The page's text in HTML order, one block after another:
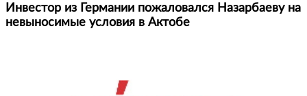
Инвестор из Германии пожаловался Назарбаеву на
невыносимые условия в Актобе